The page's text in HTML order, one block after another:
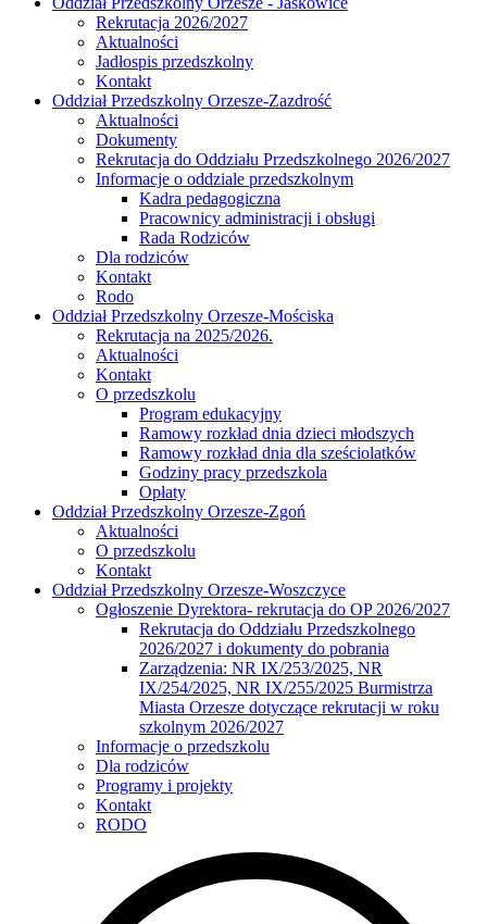
Rekrutacja 2026/2027
Aktualności
Jadłospis przedszkolny
Kontakt
Oddział Przedszkolny Orzesze-Zazdrość
Aktualności
Dokumenty
Rekrutacja do Oddziału Przedszkolnego 2026/2027
Informacje o oddziale przedszkolnym
Kadra pedagogiczna
Pracownicy administracji i obsługi
Rada Rodziców
Dla rodziców
Kontakt
Rodo
Oddział Przedszkolny Orzesze-Mościska
Rekrutacja na 2025/2026.
Aktualności
Kontakt
O przedszkolu
Program edukacyjny
Ramowy rozkład dnia dzieci młodszych
Ramowy rozkład dnia dla sześciolatków
Godziny pracy przedszkola
Opłaty
Oddział Przedszkolny Orzesze-Zgoń
Aktualności
O przedszkolu
Kontakt
Oddział Przedszkolny Orzesze-Woszczyce
Ogłoszenie Dyrektora- rekrutacja do OP 2026/2027
Rekrutacja do Oddziału Przedszkolnego
2026/2027 i dokumenty do pobrania
Zarządzenia: NR IX/253/2025, NR
IX/254/2025, NR IX/255/2025 Burmistrza
Miasta Orzesze dotyczące rekrutacji w roku
szkolnym 2026/2027
Informacje o przedszkolu
Dla rodziców
Programy i projekty
Kontakt
RODO